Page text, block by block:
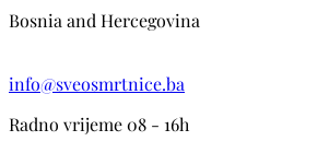
Bosnia and Hercegovina
info@sveosmrtnice.ba
Radno vrijeme 08 - 16h